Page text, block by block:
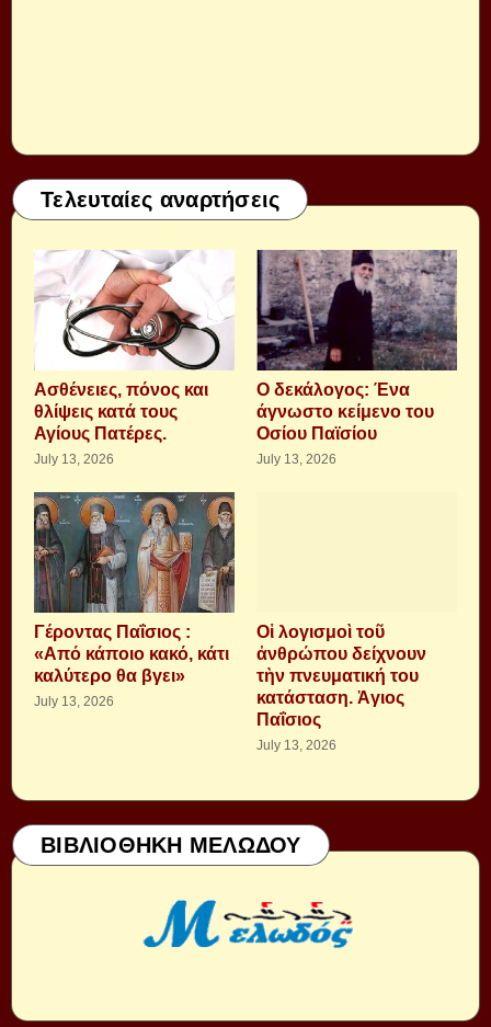
Τελευταίες αναρτήσεις
Aσθένειες, πόνος και
θλίψεις κατά τους
Αγίους Πατέρες.
July 13, 2026
Ο δεκάλογος: Ένα
άγνωστο κείμενο του
Οσίου Παϊσίου
July 13, 2026
Γέροντας Παΐσιος :
«Από κάποιο κακό, κάτι
καλύτερο θα βγει»
July 13, 2026
Οἱ λογισμοὶ τοῦ
ἀνθρώπου δείχνουν
τὴν πνευματική του
κατάσταση. Ἁγιος
Παΐσιος
July 13, 2026
ΒΙΒΛΙΟΘΗΚΗ ΜΕΛΩΔΟΥ